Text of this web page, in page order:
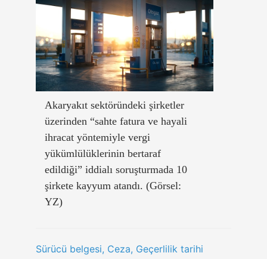
Akaryakıt sektöründeki şirketler
üzerinden “sahte fatura ve hayali
ihracat yöntemiyle vergi
yükümlülüklerinin bertaraf
edildiği” iddialı soruşturmada 10
şirkete kayyum atandı. (Görsel:
YZ)
Sürücü belgesi, Ceza, Geçerlilik tarihi